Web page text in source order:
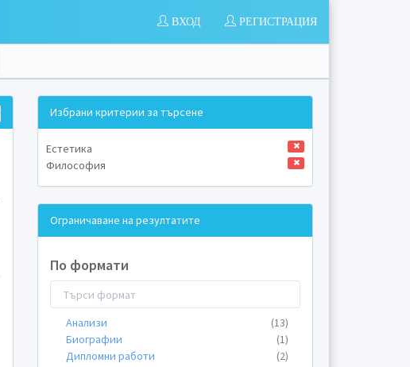
РЕГИСТРАЦИЯ
ВХОД
Избрани критерии за търсене
Естетика
Философия
Ограничаване на резултатите
По формати
Анализи
(13)
Биографии
(1)
Дипломни работи
(2)